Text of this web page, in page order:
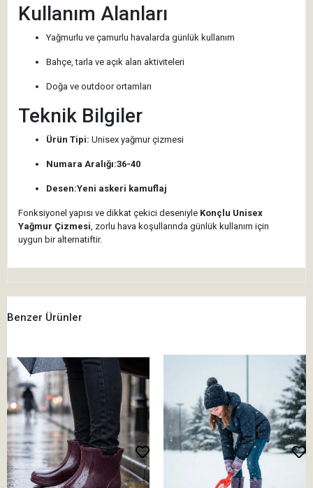
Kullanım Alanları
Yağmurlu ve çamurlu havalarda günlük kullanım
Bahçe, tarla ve açık alan aktiviteleri
Doğa ve outdoor ortamları
Teknik Bilgiler
Ürün Tipi: Unisex yağmur çizmesi
Numara Aralığı:36-40
Desen:Yeni askeri kamuflaj
Fonksiyonel yapısı ve dikkat çekici deseniyle Konçlu Unisex
Yağmur Çizmesi, zorlu hava koşullarında günlük kullanım için
uygun bir alternatiftir.
Benzer Ürünler